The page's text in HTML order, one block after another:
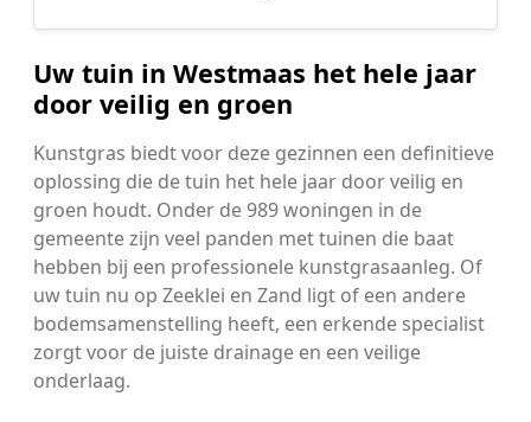
Uw tuin in Westmaas het hele jaar
door veilig en groen
Kunstgras biedt voor deze gezinnen een definitieve
oplossing die de tuin het hele jaar door veilig en
groen houdt. Onder de 989 woningen in de
gemeente zijn veel panden met tuinen die baat
hebben bij een professionele kunstgrasaanleg. Of
uw tuin nu op Zeeklei en Zand ligt of een andere
bodemsamenstelling heeft, een erkende specialist
zorgt voor de juiste drainage en een veilige
onderlaag.